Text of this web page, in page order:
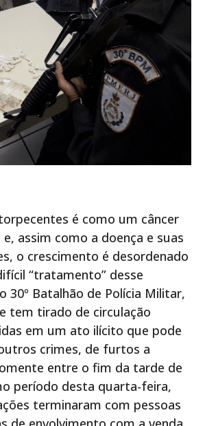
é como um câncer
assim como a doença e suas
o crescimento é desordenado
“tratamento” desse
30º Batalhão de Polícia Militar,
tem tirado de circulação
em um ato ilícito que pode
crimes, de furtos a
entre o fim da tarde de
período desta quarta-feira,
terminaram com pessoas